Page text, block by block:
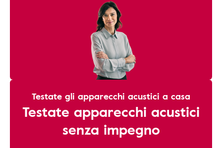
Testate gli apparecchi acustici a casa
Testate apparecchi acustici
senza impegno